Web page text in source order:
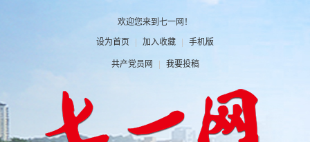
欢迎您来到七一网！
设为首页 | 加入收藏 | 手机版
共产党员网 | 我要投稿